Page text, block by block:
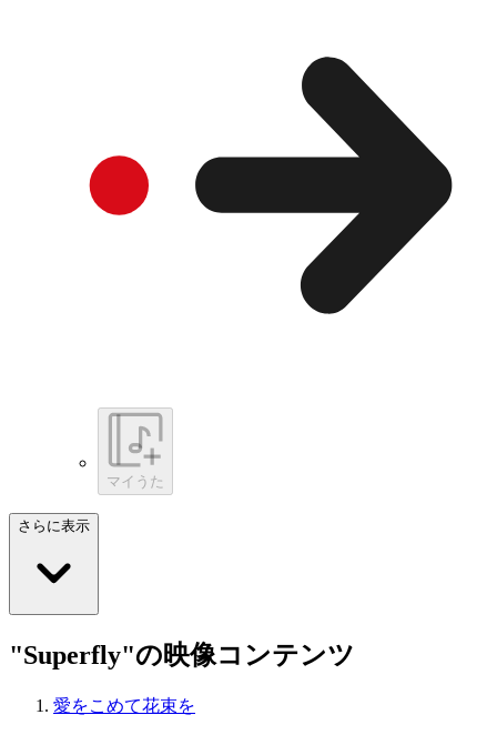
マイうた
さらに表示
"Superfly"の映像コンテンツ
愛をこめて花束を